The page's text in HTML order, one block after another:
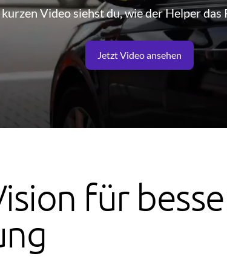
kurzen Video siehst du, wie der Helper
Jetzt Video ansehen
für